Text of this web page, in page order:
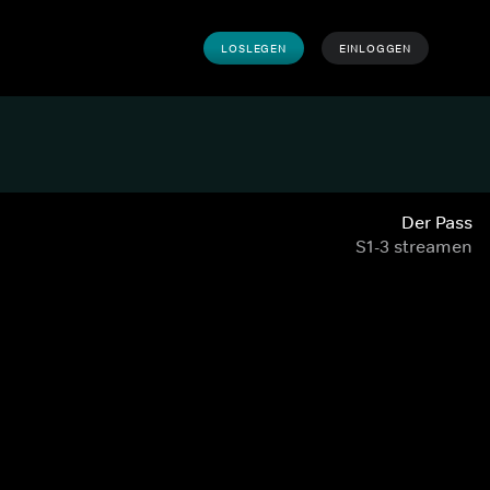
LOSLEGEN EINLOGGEN
Der Pass
S1-3 streamen